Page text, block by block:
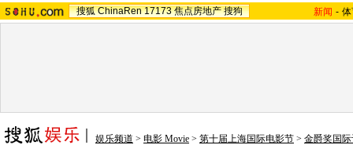
搜狐 ChinaRen 17173 焦点房地产 搜狗 新闻 -
娱乐频道 > 电影 Movie > 第十届上海国际电影节 > 金爵奖国